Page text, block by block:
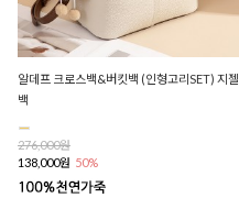
알데프 크로스백&버킷백 (인형고리SET) 지젤
백
276,000원
138,000원 50%